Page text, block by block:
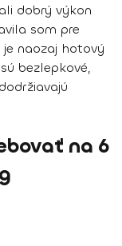
dobrý výkon
som pre
naozaj hotový
bezlepkové,
na 6